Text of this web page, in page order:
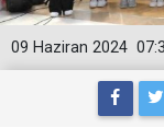
09 Haziran 2024